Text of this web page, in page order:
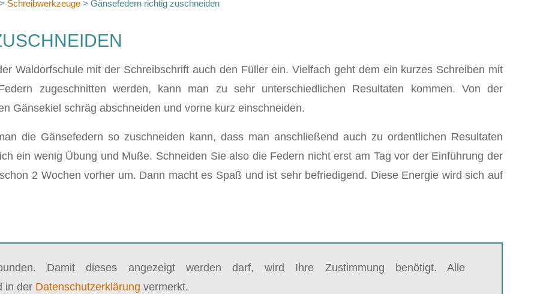
> Schreibwerkzeuge > Gänsefedern richtig zuschneiden
Waldorfschule mit der Schreibschrift auch den Füller ein. Vielfach geht dem ein kurzes Schreiben mit
zugeschnitten werden, kann man zu sehr unterschiedlichen Resultaten kommen. Von der
Gänsekiel schräg abschneiden und vorne kurz einschneiden.
die Gänsefedern so zuschneiden kann, dass man anschließend auch zu ordentlichen Resultaten
ein wenig Übung und Muße. Schneiden Sie also die Federn nicht erst am Tag vor der Einführung der
2 Wochen vorher um. Dann macht es Spaß und ist sehr befriedigend. Diese Energie wird sich auf
Damit dieses angezeigt werden darf, wird Ihre Zustimmung benötigt. Alle
in der Datenschutzerklärung vermerkt.